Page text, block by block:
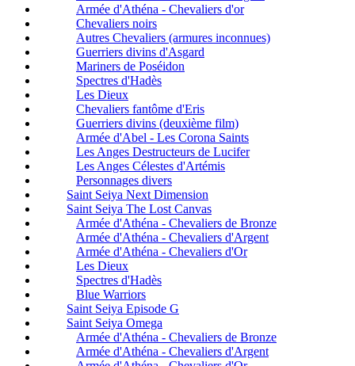
Armée d'Athéna - Chevaliers d'or
Chevaliers noirs
Autres Chevaliers (armures inconnues)
Guerriers divins d'Asgard
Mariners de Poséidon
Spectres d'Hadès
Les Dieux
Chevaliers fantôme d'Eris
Guerriers divins (deuxième film)
Armée d'Abel - Les Corona Saints
Les Anges Destructeurs de Lucifer
Les Anges Célestes d'Artémis
Personnages divers
Saint Seiya Next Dimension
Saint Seiya The Lost Canvas
Armée d'Athéna - Chevaliers de Bronze
Armée d'Athéna - Chevaliers d'Argent
Armée d'Athéna - Chevaliers d'Or
Les Dieux
Spectres d'Hadès
Blue Warriors
Saint Seiya Episode G
Saint Seiya Omega
Armée d'Athéna - Chevaliers de Bronze
Armée d'Athéna - Chevaliers d'Argent